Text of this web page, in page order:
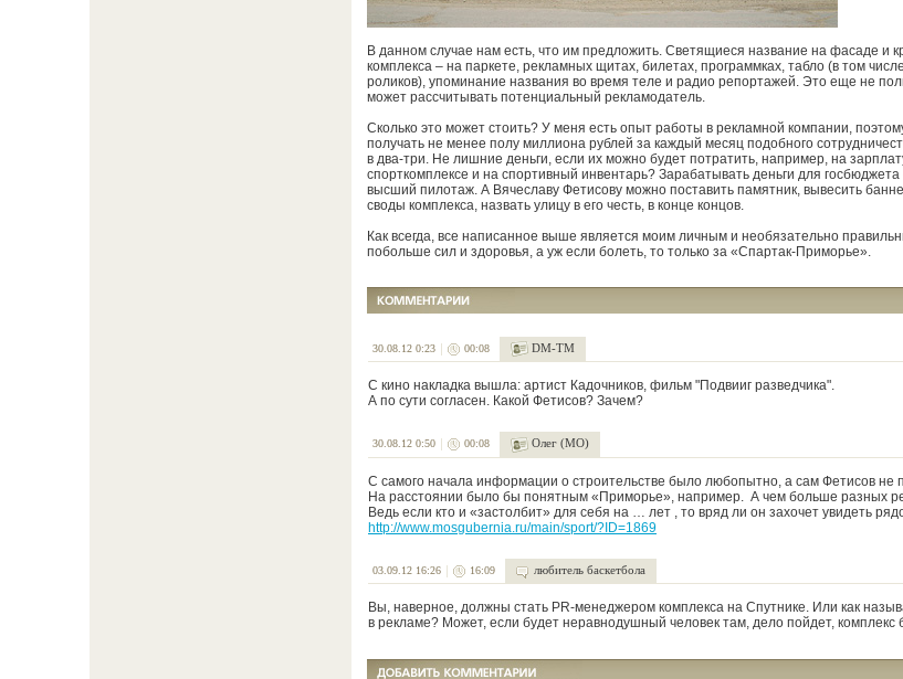
В данном случае нам есть, что им предложить. Светящиеся название на фасаде и
комплекса – на паркете, рекламных щитах, билетах, программках, табло (в том
роликов), упоминание названия во время теле и радио репортажей. Это еще не
может рассчитывать потенциальный рекламодатель.
Сколько это может стоить? У меня есть опыт работы в рекламной компании,
получать не менее полу миллиона рублей за каждый месяц подобного
в два-три. Не лишние деньги, если их можно будет потратить, например, на
спорткомплексе и на спортивный инвентарь? Зарабатывать деньги для госбюджета
высший пилотаж. А Вячеславу Фетисову можно поставить памятник, вывесить
своды комплекса, назвать улицу в его честь, в конце концов.
Как всегда, все написанное выше является моим личным и необязательно
побольше сил и здоровья, а уж если болеть, то только за «Спартак-Приморье».
30.08.12 0:23 00:08 DM-TM
С кино накладка вышла: артист Кадочников, фильм "Подвииг разведчика".
А по сути согласен. Какой Фетисов? Зачем?
30.08.12 0:50 00:08 Олег (МО)
С самого начала информации о строительстве было любопытно, а сам Фетисов не
На расстоянии было бы понятным «Приморье», например. А чем больше разных
Ведь если кто и «застолбит» для себя на … лет , то вряд ли он захочет увидеть
http://www.mosgubernia.ru/main/sport/?ID=1869
03.09.12 16:26 16:09 любитель баскетбола
Вы, наверное, должны стать PR-менеджером комплекса на Спутнике. Или как
в рекламе? Может, если будет неравнодушный человек там, дело пойдет, комплекс